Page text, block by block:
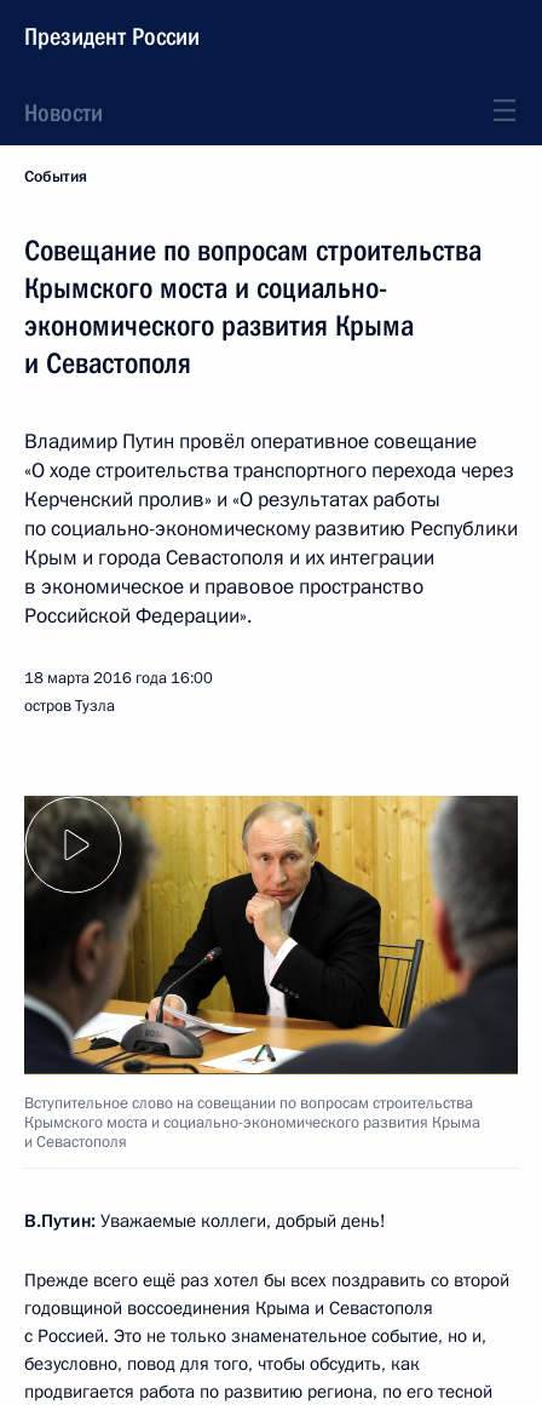
Президент России
Новости
События
Совещание по вопросам строительства
Крымского моста и социально-
экономического развития Крыма
и Севастополя
Владимир Путин провёл оперативное совещание
«О ходе строительства транспортного перехода через
Керченский пролив» и «О результатах работы
по социально-экономическому развитию Республики
Крым и города Севастополя и их интеграции
в экономическое и правовое пространство
Российской Федерации».
18 марта 2016 года 16:00
остров Тузла
Вступительное слово на совещании по вопросам строительства
Крымского моста и социально-экономического развития Крыма
и Севастополя
В.Путин: Уважаемые коллеги, добрый день!
Прежде всего ещё раз хотел бы всех поздравить со второй
годовщиной воссоединения Крыма и Севастополя
с Россией. Это не только знаменательное событие, но и,
безусловно, повод для того, чтобы обсудить, как
продвигается работа по развитию региона, по его тесной